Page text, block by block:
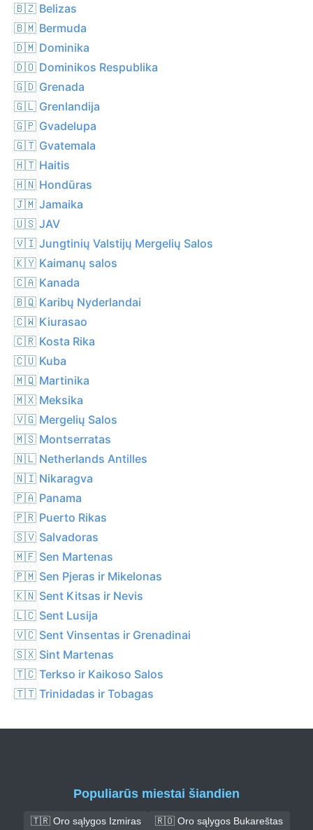
🇧🇿 Belizas
🇧🇲 Bermuda
🇩🇲 Dominika
🇩🇴 Dominikos Respublika
🇬🇩 Grenada
🇬🇱 Grenlandija
🇬🇵 Gvadelupa
🇬🇹 Gvatemala
🇭🇹 Haitis
🇭🇳 Hondūras
🇯🇲 Jamaika
🇺🇸 JAV
🇻🇮 Jungtinių Valstijų Mergelių Salos
🇰🇾 Kaimanų salos
🇨🇦 Kanada
🇧🇶 Karibų Nyderlandai
🇨🇼 Kiurasao
🇨🇷 Kosta Rika
🇨🇺 Kuba
🇲🇶 Martinika
🇲🇽 Meksika
🇻🇬 Mergelių Salos
🇲🇸 Montserratas
🇳🇱 Netherlands Antilles
🇳🇮 Nikaragva
🇵🇦 Panama
🇵🇷 Puerto Rikas
🇸🇻 Salvadoras
🇲🇫 Sen Martenas
🇵🇲 Sen Pjeras ir Mikelonas
🇰🇳 Sent Kitsas ir Nevis
🇱🇨 Sent Lusija
🇻🇨 Sent Vinsentas ir Grenadinai
🇸🇽 Sint Martenas
🇹🇨 Terkso ir Kaikoso Salos
🇹🇹 Trinidadas ir Tobagas
Populiarūs miestai šiandien
🇹🇷 Oro sąlygos Izmiras
🇷🇴 Oro sąlygos Bukareštas